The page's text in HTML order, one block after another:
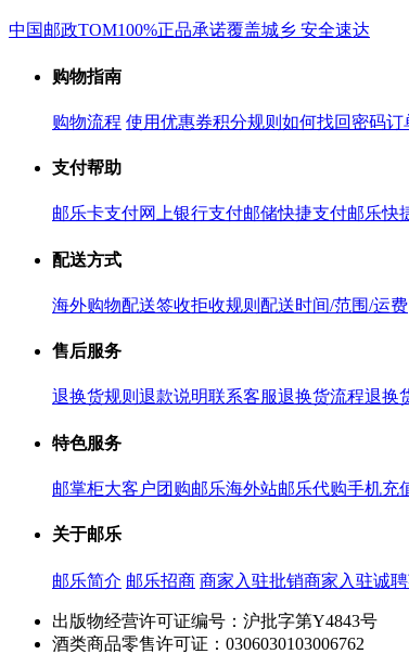
中国邮政TOM100%正品承诺覆盖城乡 安全速达
购物指南
购物流程 使用优惠券积分规则 如何找回密码订
支付帮助
邮乐卡支付网上银行支付邮储快捷支付邮乐快
配送方式
海外购物配送签收拒收规则 配送时间/范围/运费
售后服务
退换货规则 退款说明联系客服退换货流程退换
特色服务
邮掌柜大客户团购邮乐海外站邮乐代购手机充
关于邮乐
邮乐简介 邮乐招商 商家入驻批销商家入驻诚
出版物经营许可证编号：沪批字第Y4843号
酒类商品零售许可证：0306030103006762